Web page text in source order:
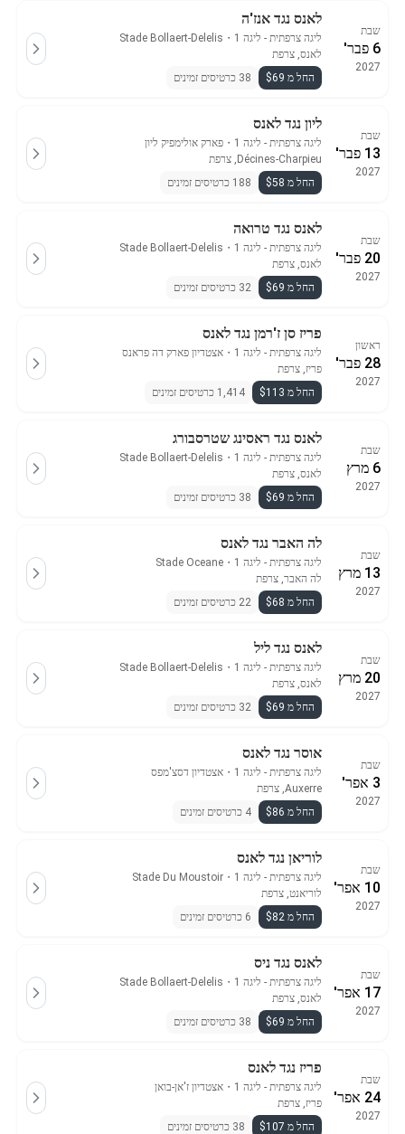
שבת
6 פבר'
2027
לאנס נגד אנז'ה
ליגה צרפתית - ליגה 1 ・
Stade Bollaert-Delelis
לאנס, צרפת
החל מ $69
38 כרטיסים זמינים
שבת
13 פבר'
2027
ליון נגד לאנס
ליגה צרפתית - ליגה 1 ・ פארק אולימפיק ליון
Décines-Charpieu, צרפת
החל מ $58
188 כרטיסים זמינים
שבת
20 פבר'
2027
לאנס נגד טרואה
ליגה צרפתית - ליגה 1 ・
Stade Bollaert-Delelis
לאנס, צרפת
החל מ $69
32 כרטיסים זמינים
ראשון
28 פבר'
2027
פריז סן ז'רמן נגד לאנס
ליגה צרפתית - ליגה 1 ・ אצטדיון פארק דה פראנס
פריז, צרפת
החל מ $113
1,414 כרטיסים זמינים
שבת
6 מרץ
2027
לאנס נגד ראסינג שטרסבורג
ליגה צרפתית - ליגה 1 ・
Stade Bollaert-Delelis
לאנס, צרפת
החל מ $69
38 כרטיסים זמינים
שבת
13 מרץ
2027
לה האבר נגד לאנס
ליגה צרפתית - ליגה 1 ・
Stade Oceane
לה האבר, צרפת
החל מ $68
22 כרטיסים זמינים
שבת
20 מרץ
2027
לאנס נגד ליל
ליגה צרפתית - ליגה 1 ・
Stade Bollaert-Delelis
לאנס, צרפת
החל מ $69
32 כרטיסים זמינים
שבת
3 אפר'
2027
אוסר נגד לאנס
ליגה צרפתית - ליגה 1 ・ אצטדיון דסצ'מפס
Auxerre, צרפת
החל מ $86
4 כרטיסים זמינים
שבת
10 אפר'
2027
לוריאן נגד לאנס
ליגה צרפתית - ליגה 1 ・
Stade Du Moustoir
לוריאנט, צרפת
החל מ $82
6 כרטיסים זמינים
שבת
17 אפר'
2027
לאנס נגד ניס
ליגה צרפתית - ליגה 1 ・
Stade Bollaert-Delelis
לאנס, צרפת
החל מ $69
38 כרטיסים זמינים
שבת
24 אפר'
2027
פריז נגד לאנס
ליגה צרפתית - ליגה 1 ・ אצטדיון ז'אן-בואן
פריז, צרפת
החל מ $107
38 כרטיסים זמינים